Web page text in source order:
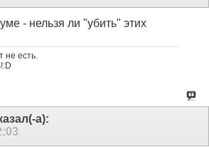
- нельзя ли "убить" этих
не есть.
а):